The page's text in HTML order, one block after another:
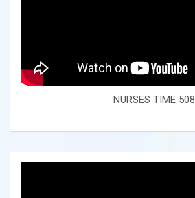
NURSES TIME 508